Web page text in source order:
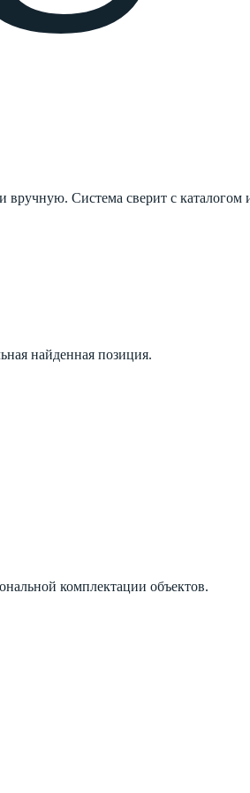
Система сверит с
найденная позиция.
комплектации объектов.